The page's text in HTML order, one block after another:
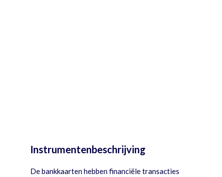
Instrumentenbeschrijving
De bankkaarten hebben financiële transacties